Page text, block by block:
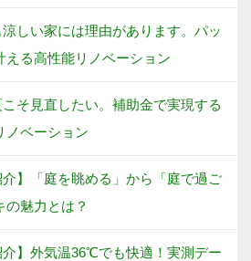
しい家には理由があります。パッ
える高性能リノベーション
そ見直したい。補助金で実現する
ノベーション
介】「庭を眺める」から「庭で過ご
魅力とは？
介】外気温36℃でも快適！実測デー